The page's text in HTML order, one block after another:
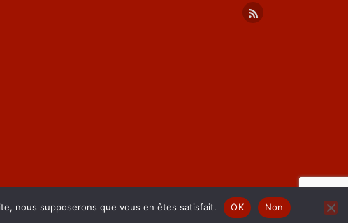
nous supposerons que vous en êtes satisfait. OK Non